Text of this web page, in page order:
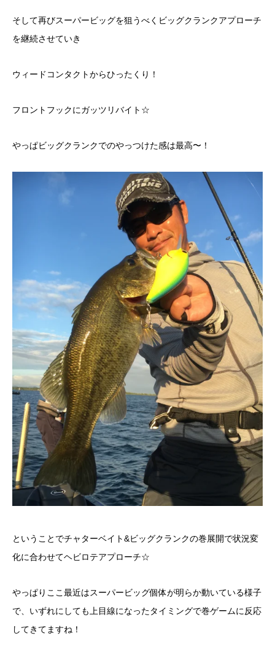
そして再びスーパービッグを狙うべくビッグクランクアプローチ
を継続させていき
ウィードコンタクトからひったくり！
フロントフックにガッツリバイト☆
やっぱビッグクランクでのやっつけた感は最高〜！
ということでチャターベイト&ビッグクランクの巻展開で状況変
化に合わせてヘビロテアプローチ☆
やっぱりここ最近はスーパービッグ個体が明らか動いている様子
で、いずれにしても上目線になったタイミングで巻ゲームに反応
してきてますね！